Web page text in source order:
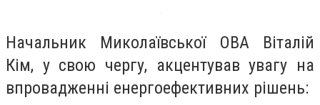
Начальник Миколаївської ОВА Віталій
Кім, у свою чергу, акцентував увагу на
впровадженні енергоефективних рішень: